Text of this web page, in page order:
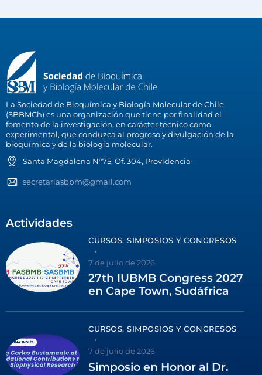
La Sociedad de Bioquímica y Biología Molecular de Chile
(SBBMCh) es una organización que tiene por finalidad el
fomento de la investigación, en carácter técnico como
experimental, que conduzca al progreso y divulgación de la
bioquímica y de la biología molecular.
Santa Magdalena N°75, Of. 304, Providencia
secretariasbbm@gmail.com
Actividades
CURSOS, SIMPOSIOS Y CONGRESOS
7 de julio de 2026
27th IUBMB Congress 2027
en Cape Town, Sudáfrica
CURSOS, SIMPOSIOS Y CONGRESOS
7 de julio de 2026
Simposio en Honor al Dr.